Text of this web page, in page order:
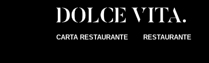
CARTA RESTAURANTE RESTAURANTE